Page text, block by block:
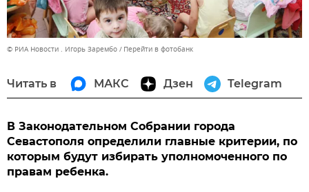
© РИА Новости . Игорь Зарембо Перейти в фотобанк
Читать в МАКС Дзен Telegram
В Законодательном Собрании города
Севастополя определили главные критерии, по
которым будут избирать уполномоченного по
правам ребенка.